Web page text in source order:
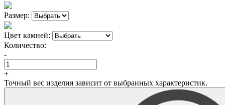
Размер:
Цвет камней:
Количество:
-
+
Точный вес изделия зависит от выбранных характеристик.